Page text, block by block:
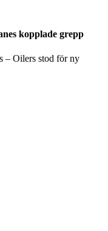
kopplade grepp
– Oilers stod för ny